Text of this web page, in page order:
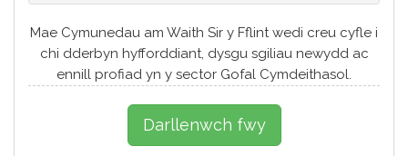
Mae Cymunedau am Waith Sir y Fflint wedi creu cyfle i
chi dderbyn hyfforddiant, dysgu sgiliau newydd ac
ennill profiad yn y sector Gofal Cymdeithasol.
Darllenwch fwy